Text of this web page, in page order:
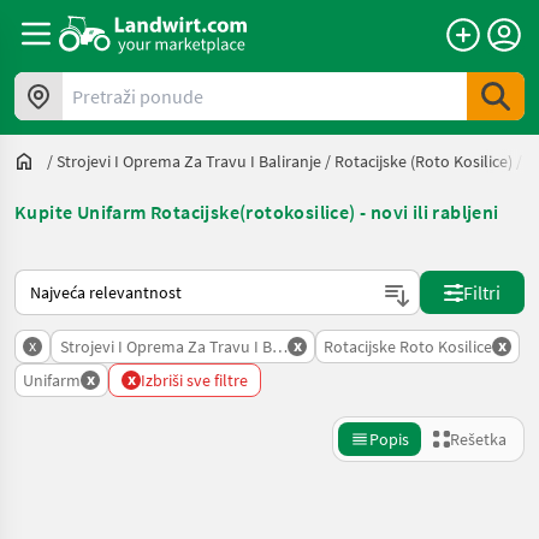
Pretraži ponude
/Strojevi I Oprema Za Travu I Baliranje / Rotacijske (roto Kosilice)
Kupite Unifarm Rotacijske(rotokosilice) - novi ili rabljeni
Tako se sortira na Landwirt.com
Filtri
x Strojevi I Oprema Za Travu I Baliranje
x Rotacijske Roto Kosilice x
Unifarm x x Izbriši sve filtre
Popis Rešetka